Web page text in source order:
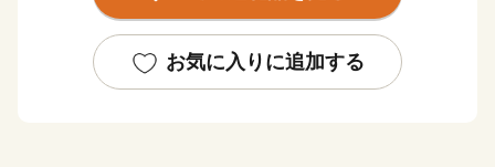
・返礼品のお届けには1～2ヶ月程度かかることがありま
お気に入りに追加する